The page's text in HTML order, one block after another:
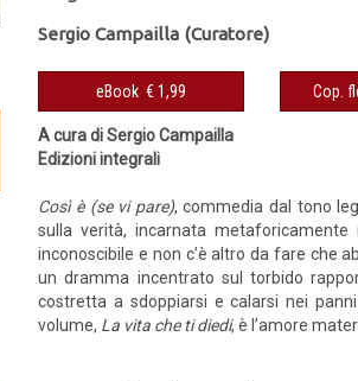
Sergio Campailla (Curatore)
eBook € 1,99
A cura di Sergio Campailla
Edizioni integrali
Così è (se vi pare), commedia dal tono
sulla verità, incarnata
inconoscibile e non c’è altro da fare che
un dramma incentrato sul torbido
costretta a sdoppiarsi e calarsi nei
volume, La vita che ti diedi, è l’amore